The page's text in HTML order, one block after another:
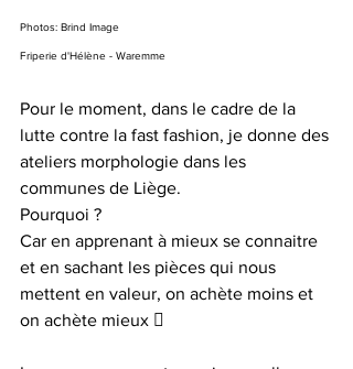
Photos: Brind Image
Friperie d'Hélène - Waremme
Pour le moment, dans le cadre de la
lutte contre la fast fashion, je donne des
ateliers morphologie dans les
communes de Liège.
Pourquoi ?
Car en apprenant à mieux se connaitre
et en sachant les pièces qui nous
mettent en valeur, on achète moins et
on achète mieux 